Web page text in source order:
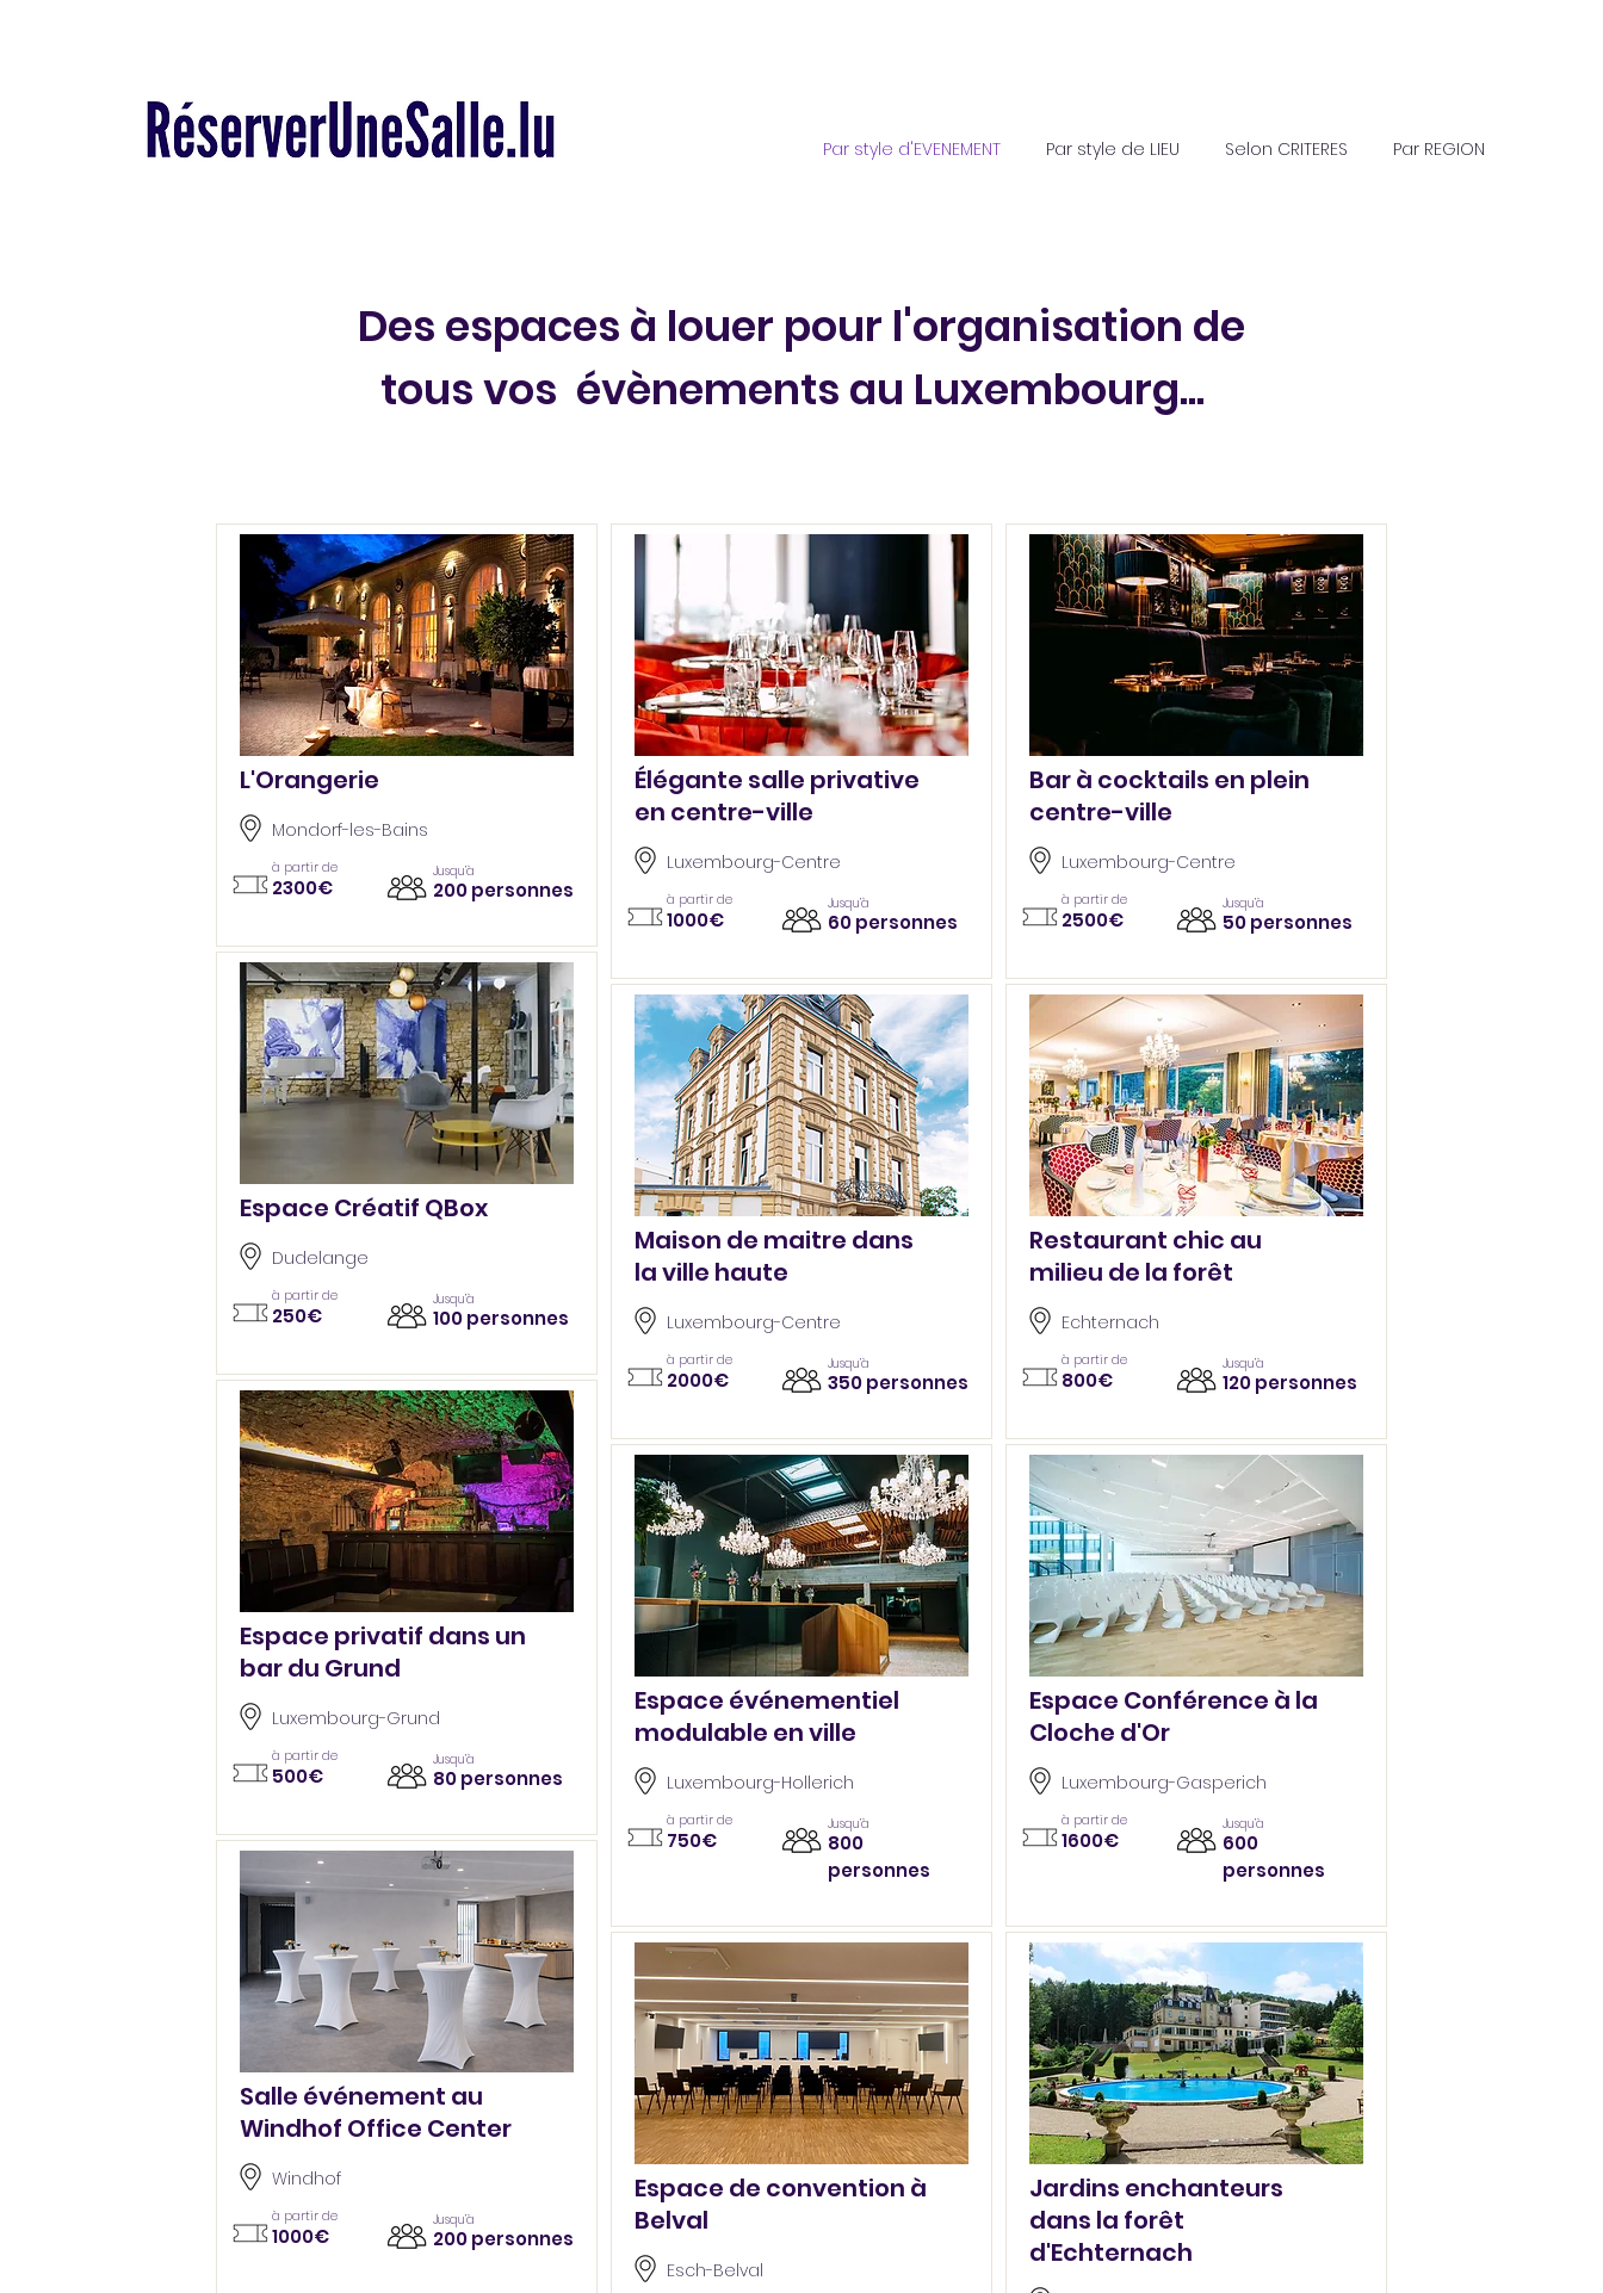
Par style d'EVENEMENT Par style de LIEU Selon CRITERES Par REGION
Des espaces à louer pour l'organisation de
tous vos évènements au Luxembourg...
L'Orangerie
Mondorf-les-Bains
à partir de
2300€
Jusqu’à
200 personnes
Espace Créatif QBox
Dudelange
à partir de
250€
Jusqu’à
100 personnes
Espace privatif dans un
bar du Grund
Luxembourg-Grund
à partir de
500€
Jusqu’à
80 personnes
Salle événement au
Windhof Office Center
Windhof
à partir de
1000€
Jusqu’à
200 personnes
Élégante salle privative
en centre-ville
Luxembourg-Centre
à partir de
1000€
Jusqu’à
60 personnes
Maison de maitre dans
la ville haute
Luxembourg-Centre
à partir de
2000€
Jusqu’à
350 personnes
Espace événementiel
modulable en ville
Luxembourg-Hollerich
à partir de
750€
Jusqu’à
800
personnes
Espace de convention à
Belval
Esch-Belval
Bar à cocktails en plein
centre-ville
Luxembourg-Centre
à partir de
2500€
Jusqu’à
50 personnes
Restaurant chic au
milieu de la forêt
Echternach
à partir de
800€
Jusqu’à
120 personnes
Espace Conférence à la
Cloche d'Or
Luxembourg-Gasperich
à partir de
1600€
Jusqu’à
600
personnes
Jardins enchanteurs
dans la forêt
d'Echternach